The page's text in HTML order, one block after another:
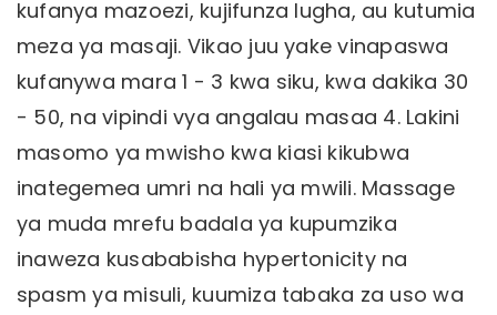
kufanya mazoezi, kujifunza lugha, au kutumia
meza ya masaji. Vikao juu yake vinapaswa
kufanywa mara 1 - 3 kwa siku, kwa dakika 30
- 50, na vipindi vya angalau masaa 4. Lakini
masomo ya mwisho kwa kiasi kikubwa
inategemea umri na hali ya mwili. Massage
ya muda mrefu badala ya kupumzika
inaweza kusababisha hypertonicity na
spasm ya misuli, kuumiza tabaka za uso wa